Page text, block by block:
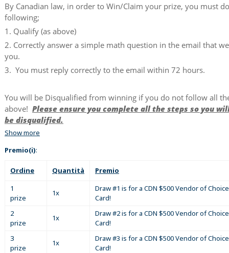
By Canadian law, in order to Win/Claim your prize, you must
following;
1. Qualify (as above)
2. Correctly answer a simple math question in the email that
you.
3. You must reply correctly to the email within 72 hours.
You will be Disqualified from winning if you do not follow all
above! Please ensure you complete all the steps so you
be disqualified.
Show more
Premio(i):
Ordine Quantità
Premio
1
prize
1x
Draw #1 is for a CDN $500 Vendor of
Card!
2
prize
1x
Draw #2 is for a CDN $500 Vendor of
Card!
3
prize
1x
Draw #3 is for a CDN $500 Vendor of
Card!